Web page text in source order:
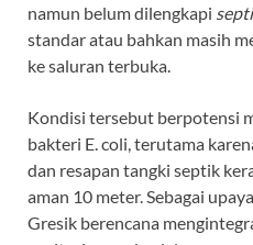
namun belum dilengkapi
standar atau bahkan masih
ke saluran terbuka.
Kondisi tersebut berpotensi
bakteri E. coli, terutama
dan resapan tangki septik
aman 10 meter. Sebagai
Gresik berencana